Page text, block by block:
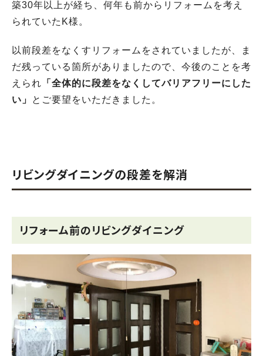
築30年以上が経ち、何年も前からリフォームを考え
られていたK様。
以前段差をなくすリフォームをされていましたが、ま
だ残っている箇所がありましたので、今後のことを考
えられ 「全体的に段差をなくしてバリアフリーにした
い」
とご要望をいただきました。
リビングダイニングの段差を解消
リフォーム前のリビングダイニング